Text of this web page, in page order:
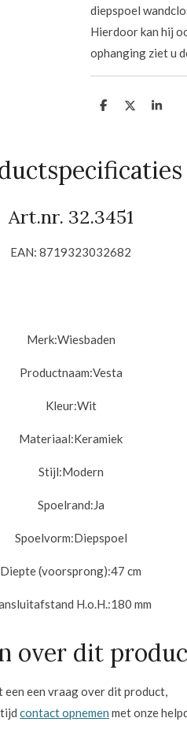
diepspoel
Hierdoor kan hij
ophanging ziet u
D
D
S
Art.nr. 32.3451
EAN: 8719323032682
Merk:Wiesbaden
Productnaam:Vesta
Kleur:Wit
Materiaal:Keramiek
Stijl:Modern
Spoelrand:Ja
Spoelvorm:Diepspoel
Diepte (voorsprong):47 cm
H.o.H.:180 mm
over dit
een een vraag over dit product,
contact opnemen met onze